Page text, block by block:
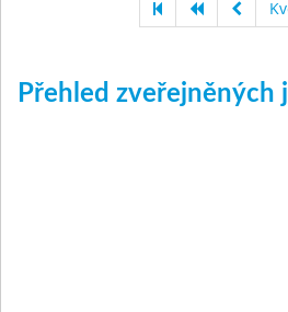
Přehled zveřejněných